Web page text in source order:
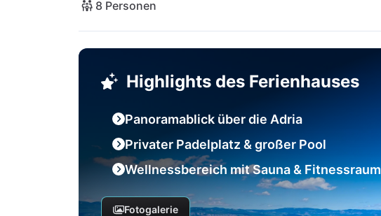
8 Personen
Highlights des Ferienhauses
Panoramablick über die Adria
Privater Padelplatz & großer Pool
Wellnessbereich mit Sauna & Fitnessraum
Fotogalerie